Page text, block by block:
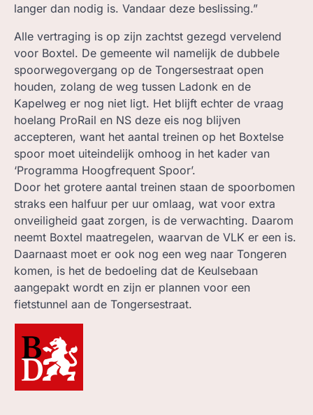
langer dan nodig is. Vandaar deze beslissing.”
Alle vertraging is op zijn zachtst gezegd vervelend
voor Boxtel. De gemeente wil namelijk de dubbele
spoorwegovergang op de Tongersestraat open
houden, zolang de weg tussen Ladonk en de
Kapelweg er nog niet ligt. Het blijft echter de vraag
hoelang ProRail en NS deze eis nog blijven
accepteren, want het aantal treinen op het Boxtelse
spoor moet uiteindelijk omhoog in het kader van
‘Programma Hoogfrequent Spoor’.
Door het grotere aantal treinen staan de spoorbomen
straks een halfuur per uur omlaag, wat voor extra
onveiligheid gaat zorgen, is de verwachting. Daarom
neemt Boxtel maatregelen, waarvan de VLK er een is.
Daarnaast moet er ook nog een weg naar Tongeren
komen, is het de bedoeling dat de Keulsebaan
aangepakt wordt en zijn er plannen voor een
fietstunnel aan de Tongersestraat.